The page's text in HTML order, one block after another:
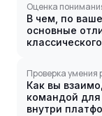
Оценка
В чем, по
основные
Проверка умения
Как вы
командой для
внутри